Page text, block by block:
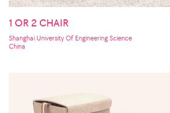
1 OR 2 CHAIR
Shanghai University Of Engineering Science
China